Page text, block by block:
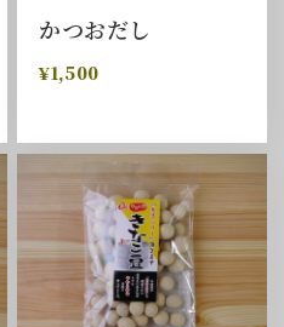
かつおだし
¥1,500